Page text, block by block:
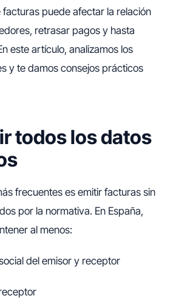
facturas puede afectar la relación
retrasar pagos y hasta
este artículo, analizamos los
y te damos consejos prácticos
todos los datos
frecuentes es emitir facturas sin
por la normativa. En España,
al menos:
del emisor y receptor